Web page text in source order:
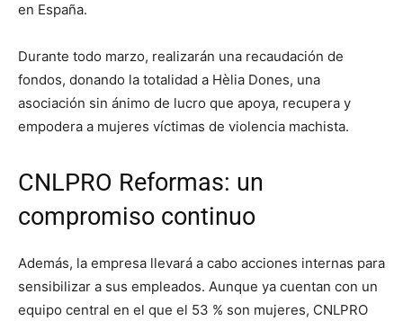
en España.
Durante todo marzo, realizarán una recaudación de
fondos, donando la totalidad a Hèlia Dones, una
asociación sin ánimo de lucro que apoya, recupera y
empodera a mujeres víctimas de violencia machista.
CNLPRO Reformas: un
compromiso continuo
Además, la empresa llevará a cabo acciones internas para
sensibilizar a sus empleados. Aunque ya cuentan con un
equipo central en el que el 53 % son mujeres, CNLPRO